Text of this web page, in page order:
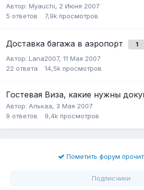
Автор: Myauchi, 2 Июня 2007
5 ответов 7,9k просмотров
Доставка багажа в аэропорт 1
Автор: Lana2007, 11 Мая 2007
22 ответа 14,5k просмотров
Гостевая Виза, какие нужны
Автор: Алькаа, 3 Мая 2007
9 ответов 9,4k просмотров
Пометить форум
Подписчики